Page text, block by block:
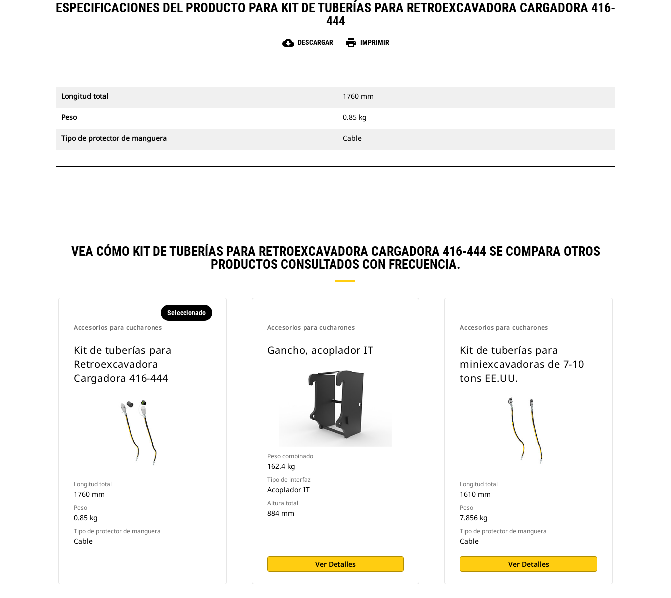
ESPECIFICACIONES DEL PRODUCTO PARA KIT DE TUBERÍAS PARA RETROEXCAVADORA CARGADORA 416-
444
cloud_download DESCARGAR print IMPRIMIR
Longitud total 1760 mm
Peso 0.85 kg
Tipo de protector de manguera Cable
VEA CÓMO KIT DE TUBERÍAS PARA RETROEXCAVADORA CARGADORA 416-444 SE COMPARA OTROS
PRODUCTOS CONSULTADOS CON FRECUENCIA.
Accesorios para cucharones
Seleccionado
Kit de tuberías para
Retroexcavadora
Cargadora 416-444
Longitud total
1760 mm
Peso
0.85 kg
Tipo de protector de manguera
Cable
Accesorios para cucharones
Gancho, acoplador IT
Peso combinado
162.4 kg
Tipo de interfaz
Acoplador IT
Altura total
884 mm
Ver Detalles
Accesorios para cucharones
Kit de tuberías para
miniexcavadoras de 7-10
tons EE.UU.
Longitud total
1610 mm
Peso
7.856 kg
Tipo de protector de manguera
Cable
Ver Detalles